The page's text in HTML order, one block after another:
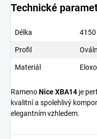
Technické
Délka
Profil
Materiál
RamenoNice XBA14 je
kvalitní a spolehlivý
elegantním vzhledem.